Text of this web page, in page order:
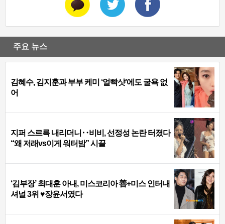
주요 뉴스
김혜수, 김지훈과 부부 케미 ‘얼빡샷’에도 굴욕 없
어
지퍼 스르륵 내리더니‥비비, 선정성 논란 터졌다
“왜 저래vs이게 워터밤” 시끌
‘김부장’ 최대훈 아내, 미스코리아 善+미스 인터내
셔널 3위 ♥장윤서였다